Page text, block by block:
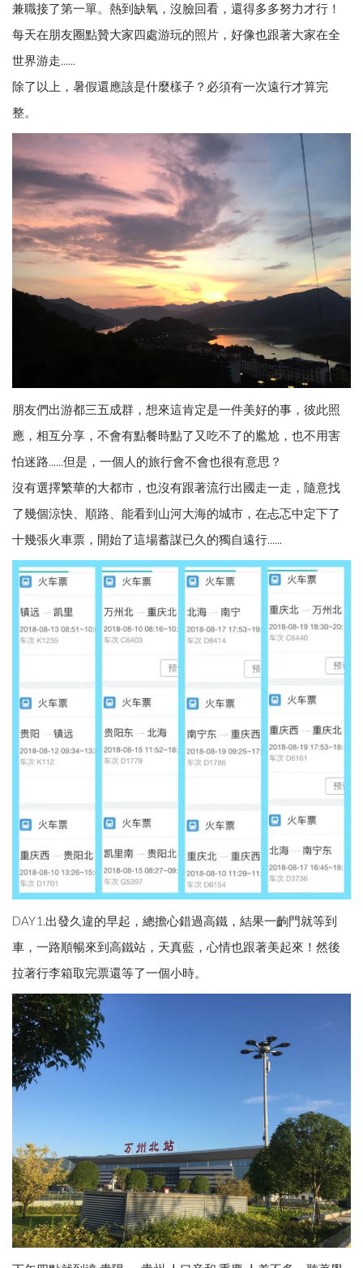
兼職接了第一單。熱到缺氧，沒臉回看，還得多多努力才行！
每天在朋友圈點贊大家四處游玩的照片，好像也跟著大家在全
世界游走......
除了以上，暑假還應該是什麼樣子？必須有一次遠行才算完
整。
朋友們出游都三五成群，想來這肯定是一件美好的事，彼此照
應，相互分享，不會有點餐時點了又吃不了的尷尬，也不用害
怕迷路......但是，一個人的旅行會不會也很有意思？
沒有選擇繁華的大都市，也沒有跟著流行出國走一走，隨意找
了幾個涼快、順路、能看到山河大海的城市，在忐忑中定下了
十幾張火車票，開始了這場蓄謀已久的獨自遠行......
DAY1.出發久違的早起，總擔心錯過高鐵，結果一齣門就等到
車，一路順暢來到高鐵站，天真藍，心情也跟著美起來！然後
拉著行李箱取完票還等了一個小時。